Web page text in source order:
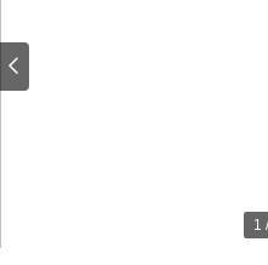
1